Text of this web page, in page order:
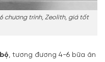
6 chương trình, Zeolith, giá tốt
, tương đương 4-6 bữa ăn